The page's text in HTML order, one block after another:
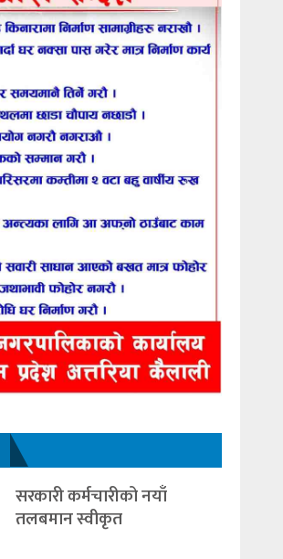
सरकारी कर्मचारीको नयाँ
तलबमान स्वीकृत